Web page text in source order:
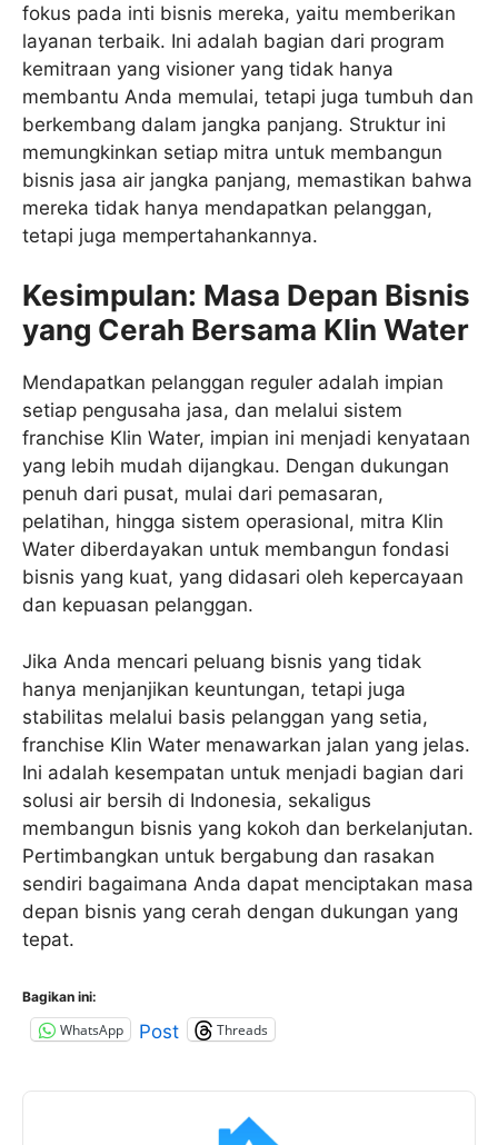
fokus pada inti bisnis mereka, yaitu memberikan
layanan terbaik. Ini adalah bagian dari program
kemitraan yang visioner yang tidak hanya
membantu Anda memulai, tetapi juga tumbuh dan
berkembang dalam jangka panjang. Struktur ini
memungkinkan setiap mitra untuk membangun
bisnis jasa air jangka panjang, memastikan bahwa
mereka tidak hanya mendapatkan pelanggan,
tetapi juga mempertahankannya.
Kesimpulan: Masa Depan Bisnis
yang Cerah Bersama Klin Water
Mendapatkan pelanggan reguler adalah impian
setiap pengusaha jasa, dan melalui sistem
franchise Klin Water, impian ini menjadi kenyataan
yang lebih mudah dijangkau. Dengan dukungan
penuh dari pusat, mulai dari pemasaran,
pelatihan, hingga sistem operasional, mitra Klin
Water diberdayakan untuk membangun fondasi
bisnis yang kuat, yang didasari oleh kepercayaan
dan kepuasan pelanggan.
Jika Anda mencari peluang bisnis yang tidak
hanya menjanjikan keuntungan, tetapi juga
stabilitas melalui basis pelanggan yang setia,
franchise Klin Water menawarkan jalan yang jelas.
Ini adalah kesempatan untuk menjadi bagian dari
solusi air bersih di Indonesia, sekaligus
membangun bisnis yang kokoh dan berkelanjutan.
Pertimbangkan untuk bergabung dan rasakan
sendiri bagaimana Anda dapat menciptakan masa
depan bisnis yang cerah dengan dukungan yang
tepat.
Bagikan ini:
WhatsApp Post Threads